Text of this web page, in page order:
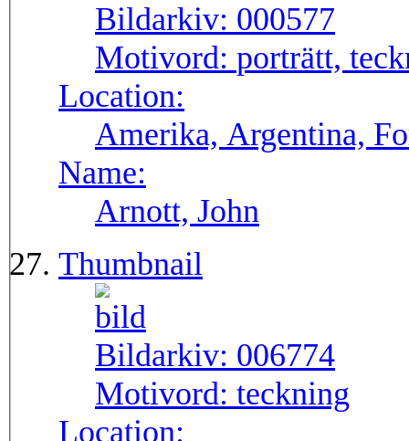
Bildarkiv: 000577
Motivord: porträtt,
Location:
Amerika, Argentina,
Name:
Arnott, John
Thumbnail
Bildarkiv: 006774
Motivord: teckning
Location: